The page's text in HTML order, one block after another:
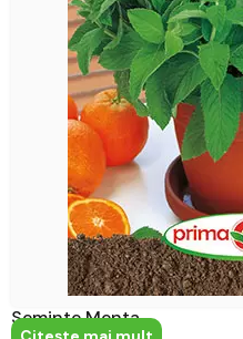
Seminte Menta